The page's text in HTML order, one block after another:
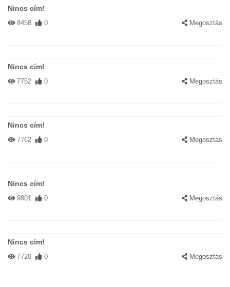
Nincs cím!
8458 0 Megosztás
Nincs cím!
7752 0 Megosztás
Nincs cím!
7762 0 Megosztás
Nincs cím!
9801 0 Megosztás
Nincs cím!
7720 0 Megosztás